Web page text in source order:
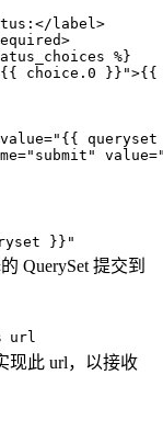
</ label >
>
%}
choice.0 }}">{{
value="{{
="submit" value=
}}"
QuerySet 提交到
url
现此 url，以接收